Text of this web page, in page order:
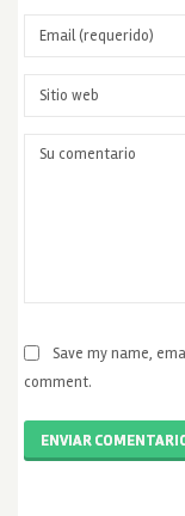
Save my name,
comment.
ENVIAR